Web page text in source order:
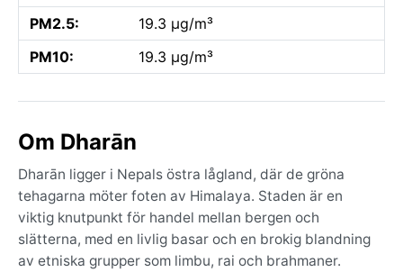
PM2.5:
19.3 µg/m³
PM10:
19.3 µg/m³
Om Dharān
Dharān ligger i Nepals östra lågland, där de gröna
tehagarna möter foten av Himalaya. Staden är en
viktig knutpunkt för handel mellan bergen och
slätterna, med en livlig basar och en brokig blandning
av etniska grupper som limbu, rai och brahmaner.